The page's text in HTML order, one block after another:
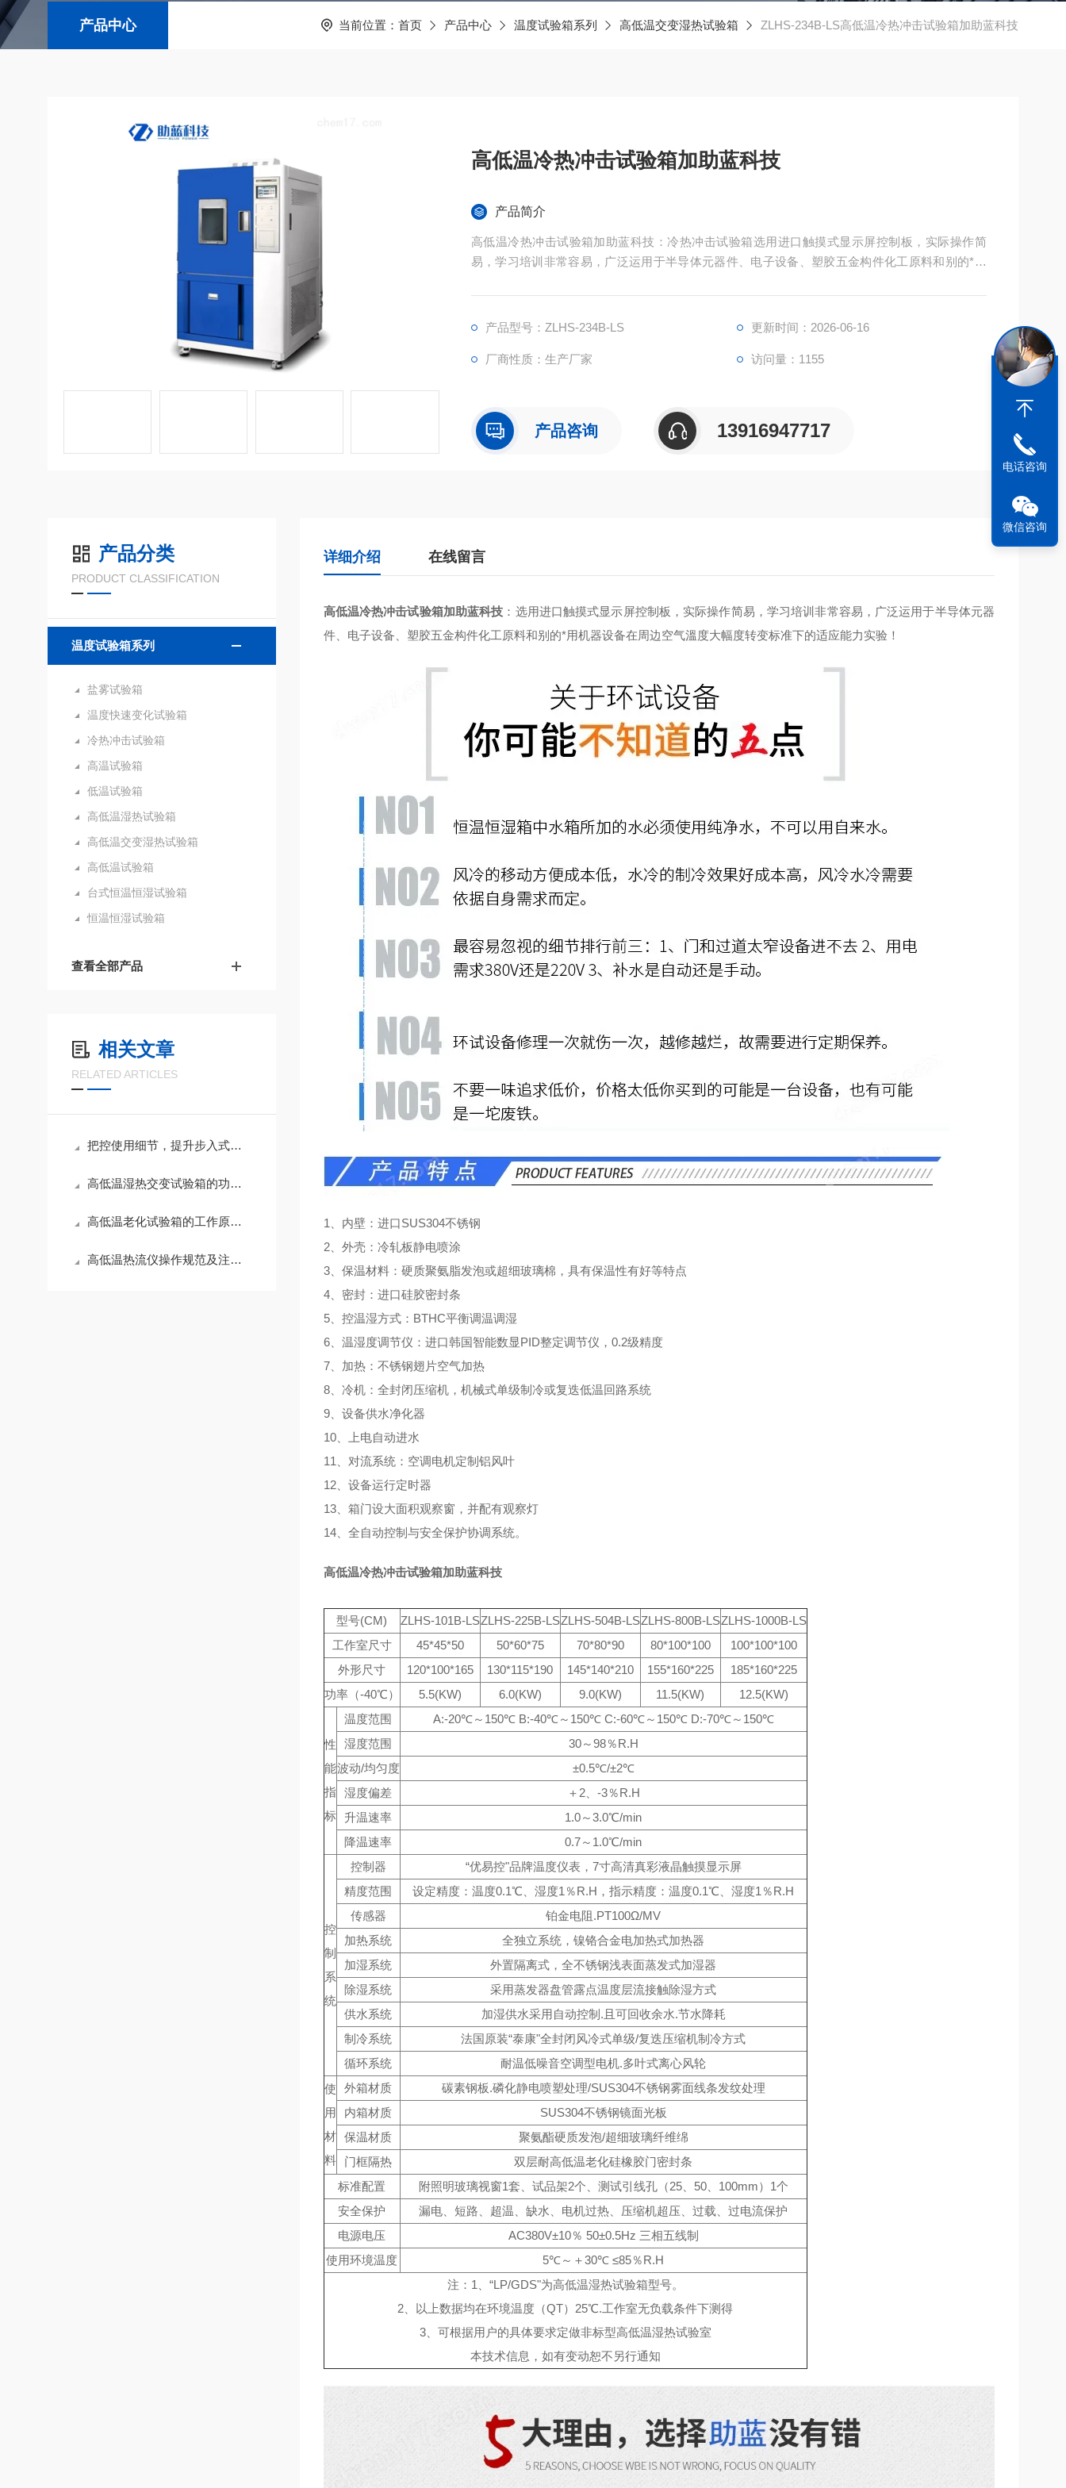
产品中心 当前位置： 首页 产品中心 温度试验箱系列 高低温交变湿热试验箱 ZLHS-234B-LS高低温冷热冲击试验箱加助蓝科技
高低温冷热冲击试验箱加助蓝科技
产品简介
高低温冷热冲击试验箱加助蓝科技：冷热冲击试验箱选用进口触摸式显示屏控制板，实际操作简
易，学习培训非常容易，广泛运用于半导体元器件、电子设备、塑胶五金构件化工原料和别的*用
产品型号：ZLHS-234B-LS 更新时间：2026-06-16
厂商性质：生产厂家 访问量：1155
产品咨询 13916947717
产品分类
PRODUCT CLASSIFICATION
温度试验箱系列
盐雾试验箱
温度快速变化试验箱
冷热冲击试验箱
高温试验箱
低温试验箱
高低温湿热试验箱
高低温交变湿热试验箱
高低温试验箱
台式恒温恒湿试验箱
恒温恒湿试验箱
查看全部产品
相关文章
RELATED ARTICLES
把控使用细节，提升步入式高低温试验箱测试精度
高低温湿热交变试验箱的功能应用与养护技巧
高低温老化试验箱的工作原理与性能解析
高低温热流仪操作规范及注意事项
详细介绍 在线留言
高低温冷热冲击试验箱加助蓝科技 ： 选用进口触摸式显示屏控制板，实际操作简易，学习培训非常容易，广泛运用于半导体元器
件、电子设备、塑胶五金构件化工原料和别的*用机器设备在周边空气溫度大幅度转变标准下的适应能力实验！
1、内壁：进口SUS304不锈钢
2、外壳：冷轧板静电喷涂
3、保温材料：硬质聚氨脂发泡或超细玻璃棉，具有保温性有好等特点
4、密封：进口硅胶密封条
5、控温湿方式：BTHC平衡调温调湿
6、温湿度调节仪：进口韩国智能数显PID整定调节仪，0.2级精度
7、加热：不锈钢翅片空气加热
8、冷机：全封闭压缩机，机械式单级制冷或复迭低温回路系统
9、设备供水净化器
10、上电自动进水
11、对流系统：空调电机定制铝风叶
12、设备运行定时器
13、箱门设大面积观察窗，并配有观察灯
14、全自动控制与安全保护协调系统。
高低温冷热冲击试验箱加助蓝科技
型号(CM) ZLHS-101B-LSZLHS-225B-LSZLHS-504B-LSZLHS-800B-LSZLHS-1000B-LS
工作室尺寸
45*45*50 50*60*75 70*80*90 80*100*100
100*100*100
外形尺寸
120*100*165 130*115*190 145*140*210 155*160*225
185*160*225
功率（-40℃）
5.5(KW) 6.0(KW) 9.0(KW) 11.5(KW) 12.5(KW)
性
能
指
标
温度范围
A:-20℃～150℃ B:-40℃～150℃ C:-60℃～150℃ D:-70℃～150℃
湿度范围
30～98％R.H
波动/均匀度
±0.5℃/±2℃
湿度偏差
＋2、-3％R.H
升温速率
1.0～3.0℃/min
降温速率
0.7～1.0℃/min
控
制
系
统
控制器
“优易控"品牌温度仪表，7寸高清真彩液晶触摸显示屏
精度范围
设定精度：温度0.1℃、湿度1％R.H，指示精度：温度0.1℃、湿度1％R.H
传感器
铂金电阻.PT100Ω/MV
加热系统
全独立系统，镍铬合金电加热式加热器
加湿系统
外置隔离式，全不锈钢浅表面蒸发式加湿器
除湿系统
采用蒸发器盘管露点温度层流接触除湿方式
供水系统
加湿供水采用自动控制.且可回收余水.节水降耗
制冷系统
法国原装“泰康"全封闭风冷式单级/复迭压缩机制冷方式
循环系统
耐温低噪音空调型电机.多叶式离心风轮
使
用
材
料
外箱材质
碳素钢板.磷化静电喷塑处理/SUS304不锈钢雾面线条发纹处理
内箱材质
SUS304不锈钢镜面光板
保温材质
聚氨酯硬质发泡/超细玻璃纤维绵
门框隔热
双层耐高低温老化硅橡胶门密封条
标准配置
附照明玻璃视窗1套、试品架2个、测试引线孔（25、50、100mm）1个
安全保护
漏电、短路、超温、缺水、电机过热、压缩机超压、过载、过电流保护
电源电压
AC380V±10％ 50±0.5Hz 三相五线制
使用环境温度
5℃～＋30℃ ≤85％R.H
注：1、“LP/GDS"为高低温湿热试验箱型号。
2、以上数据均在环境温度（QT）25℃.工作室无负载条件下测得
3、可根据用户的具体要求定做非标型高低温湿热试验室
本技术信息，如有变动恕不另行通知
电话咨询
微信咨询